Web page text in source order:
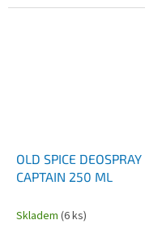
OLD SPICE DEOSPRAY
CAPTAIN 250 ML
Skladem (6 ks)